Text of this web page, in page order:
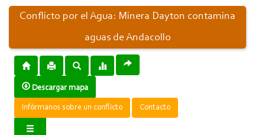
Conflicto por el Agua: Minera Dayton contamina
aguas de Andacollo
Descargar mapa
Infórmanos sobre un conflicto Contacto